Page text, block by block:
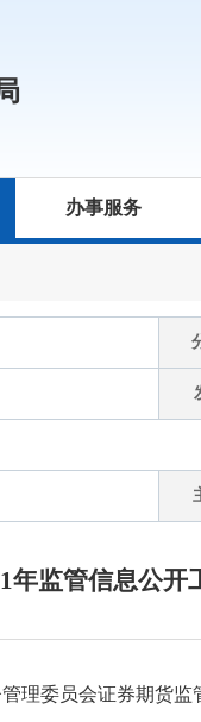
办事服务
年监管信息公开
管理委员会证券期货监